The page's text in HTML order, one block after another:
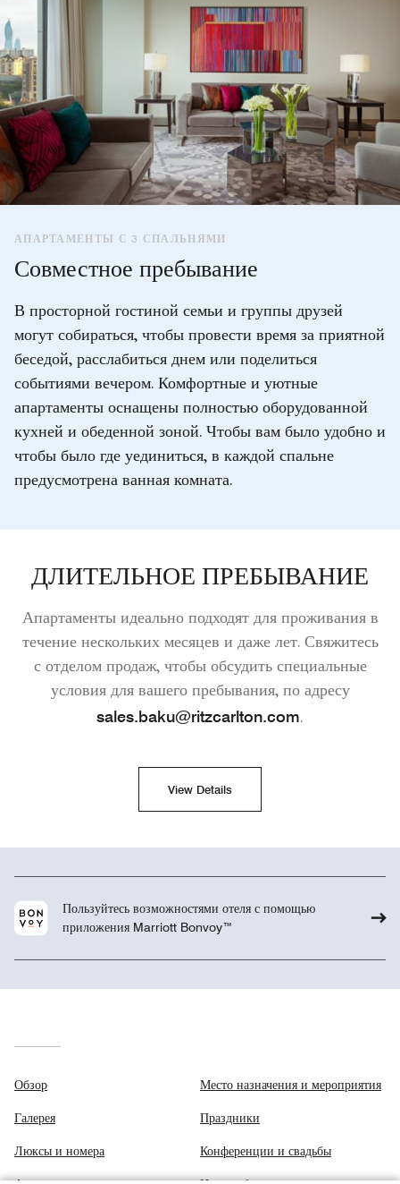
АПАРТАМЕНТЫ С 3 СПАЛЬНЯМИ
Совместное пребывание
В просторной гостиной семьи и группы друзей
могут собираться, чтобы провести время за приятной
беседой, расслабиться днем или поделиться
событиями вечером. Комфортные и уютные
апартаменты оснащены полностью оборудованной
кухней и обеденной зоной. Чтобы вам было удобно и
чтобы было где уединиться, в каждой спальне
предусмотрена ванная комната.
ДЛИТЕЛЬНОЕ ПРЕБЫВАНИЕ
Апартаменты идеально подходят для проживания в
течение нескольких месяцев и даже лет. Свяжитесь
с отделом продаж, чтобы обсудить специальные
условия для вашего пребывания, по адресу
sales.baku@ritzcarlton.com.
View Details
Пользуйтесь возможностями отеля с помощью
приложения Marriott Bonvoy™
Обзор
Галерея
Люксы и номера
Место назначения и мероприятия
Праздники
Конференции и свадьбы